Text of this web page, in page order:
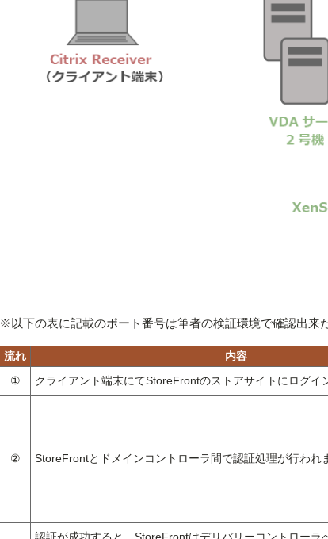
※以下の表に記載のポート番号は筆者の検証環境で確認出来
流れ 内容
①
クライアント端末にてStoreFrontのストアサイトにログイ
② StoreFrontとドメインコントローラ間で認証処理が行われ